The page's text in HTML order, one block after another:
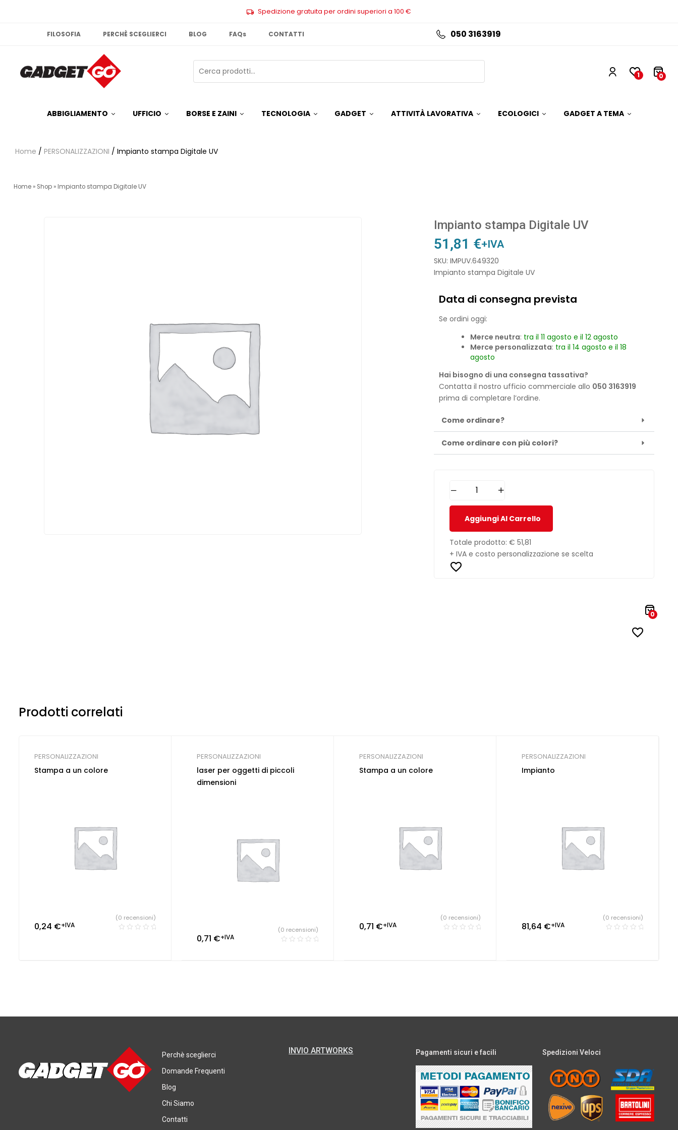
Spedizione gratuita per ordini superiori a 100 €
FILOSOFIA PERCHÈ SCEGLIERCI BLOG FAQs CONTATTI 050 3163919
1 0
ABBIGLIAMENTO UFFICIO BORSE E ZAINI TECNOLOGIA GADGET ATTIVITÀ LAVORATIVA ECOLOGICI GADGET A TEMA
Home / PERSONALIZZAZIONI / Impianto stampa Digitale UV
Home » Shop » Impianto stampa Digitale UV
Impianto stampa Digitale UV
51,81 €+IVA
SKU: IMPUV.649320
Impianto stampa Digitale UV
Data di consegna prevista
Se ordini oggi:
Merce neutra: tra il 11 agosto e il 12 agosto
Merce personalizzata: tra il 14 agosto e il 18
agosto
Hai bisogno di una consegna tassativa?
Contatta il nostro ufficio commerciale allo 050 3163919
prima di completare l’ordine.
Come ordinare?
Come ordinare con più colori?
Aggiungi Al Carrello
Totale prodotto: € 51,81
+ IVA e costo personalizzazione se scelta
0
Prodotti correlati
PERSONALIZZAZIONI
Stampa a un colore
0,24 €+IVA
(0 recensioni)
PERSONALIZZAZIONI
laser per oggetti di piccoli
dimensioni
0,71 €+IVA
(0 recensioni)
PERSONALIZZAZIONI
Stampa a un colore
0,71 €+IVA
(0 recensioni)
PERSONALIZZAZIONI
Impianto
81,64 €+IVA
(0 recensioni)
Perchè sceglierci
Domande Frequenti
Blog
Chi Siamo
Contatti
INVIO ARTWORKS Pagamenti sicuri e facili Spedizioni Veloci